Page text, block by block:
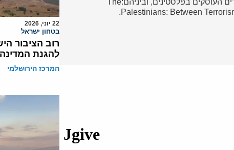
ערבים והמזרח התיכון. מחברם של מספר ספרים העוסקים בפלסטינים, וביניהם:The
Palestinians: Between
22 יוני, 2026
בטחון ישראל
רוב הציבור
להגנת המדינה
המרכז הירושלמי